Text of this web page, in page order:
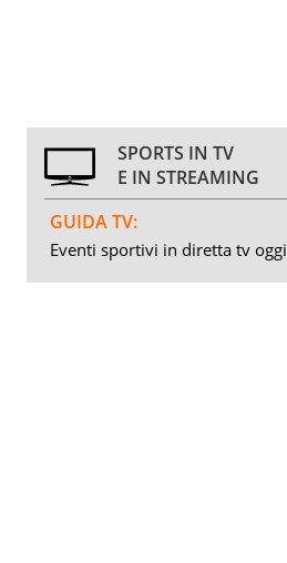
SPORTS IN TV
E IN STREAMING
GUIDA TV:
Eventi sportivi in diretta tv oggi